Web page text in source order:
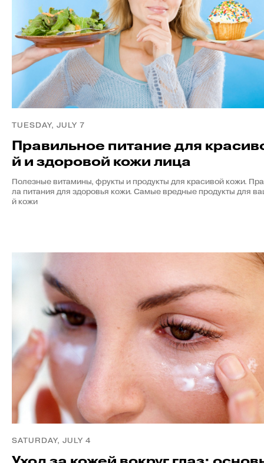
TUESDAY, JULY 7
Правильное питание для
й и здоровой кожи лица
Полезные витамины, фрукты и продукты для красивой кожи.
ла питания для здоровья кожи. Самые вредные продукты для
й кожи
SATURDAY, JULY 4